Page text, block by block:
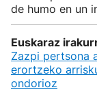
de humo en un
Euskaraz
Zazpi pertsona
erortzeko
ondorioz